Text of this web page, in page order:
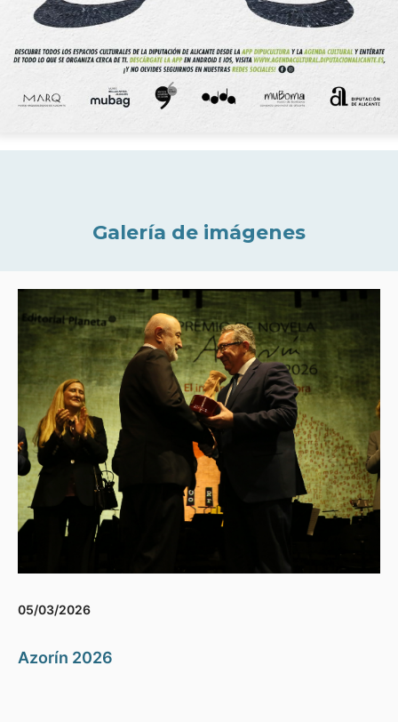
Galería de imágenes
05/03/2026
Azorín 2026